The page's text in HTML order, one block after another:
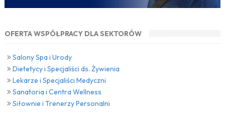
OFERTA WSPÓŁPRACY DLA SEKTORÓW
Salony Spa i Urody
Dietetycy i Specjaliści ds. Żywienia
Lekarze i Specjaliści Medyczni
Sanatoria i Centra Wellness
Siłownie i Trenerzy Personalni